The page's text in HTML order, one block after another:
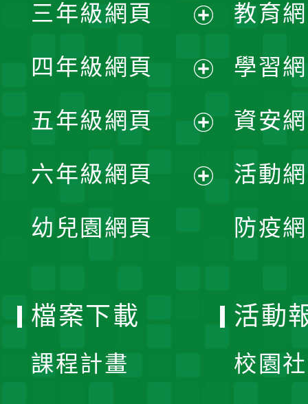
選
單
開
選
單
三年級網頁
開
選
單
四年級網頁
開
選
五年級網頁
開
六年級網頁
幼兒園網頁
教育
學習
資安
活動
防疫
檔案下載
課程計畫
活動
校園